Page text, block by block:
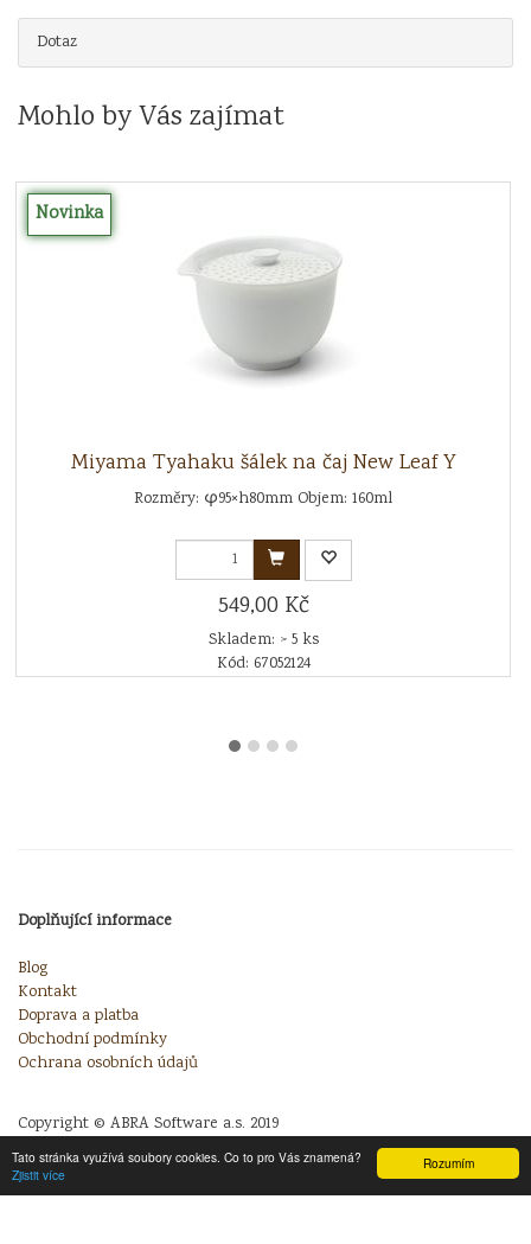
Rozumím
Tato stránka využívá soubory cookies. Co to pro Vás znamená?
Zjistit více
Dotaz
Mohlo by Vás zajímat
Novinka
Miyama Tyahaku šálek na čaj New Leaf Y
Rozměry: φ95×h80mm Objem: 160ml
549,00 Kč
Skladem: > 5 ks
Kód: 67052124
Doplňující informace
Blog
Kontakt
Doprava a platba
Obchodní podmínky
Ochrana osobních údajů
Copyright © ABRA Software a.s. 2019